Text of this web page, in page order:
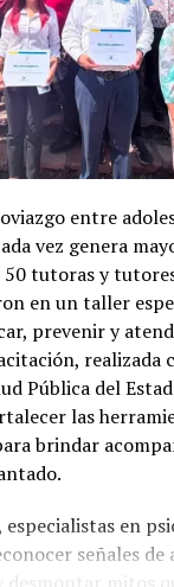
entre
vez genera
50 tutoras y
en un taller
prevenir y
realizada
Pública del
las
brindar
en
señales